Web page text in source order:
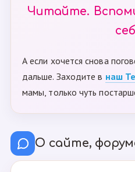
Читайте.
А если хочется снова
дальше. Заходите в наш
мамы, только чуть
О сайте,